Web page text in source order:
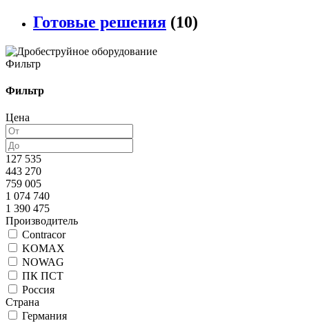
Готовые решения (10)
Фильтр
Фильтр
Цена
127 535
443 270
759 005
1 074 740
1 390 475
Производитель
Contracor
KOMAX
NOWAG
ПК ПСТ
Россия
Страна
Германия